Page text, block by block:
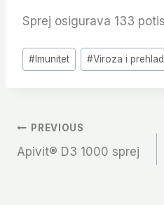
Sprej osigurava 133
Post
Tags:
#Imunitet #Viroza i
Navigacija
Članaka
PREVIOUS
Apivit® D3 1000 sprej